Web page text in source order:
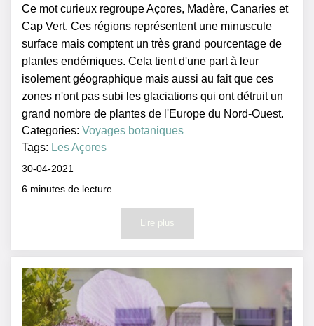
Ce mot curieux regroupe Açores, Madère, Canaries et
Cap Vert. Ces régions représentent une minuscule
surface mais comptent un très grand pourcentage de
plantes endémiques. Cela tient d'une part à leur
isolement géographique mais aussi au fait que ces
zones n'ont pas subi les glaciations qui ont détruit un
grand nombre de plantes de l'Europe du Nord-Ouest.
Categories:Voyages botaniques
Tags: Les Açores
30-04-2021
6 minutes de lecture
Lire plus